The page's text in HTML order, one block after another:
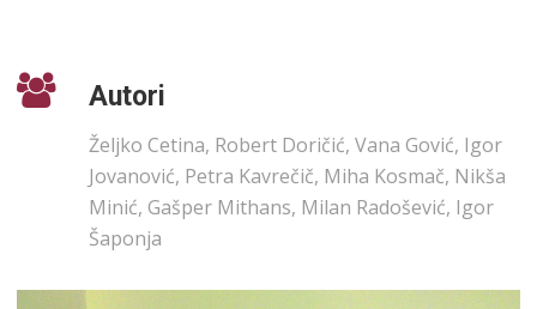
Autori
Željko Cetina, Robert Doričić, Vana Gović, Igor
Jovanović, Petra Kavrečič, Miha Kosmač, Nikša
Minić, Gašper Mithans, Milan Radošević, Igor
Šaponja